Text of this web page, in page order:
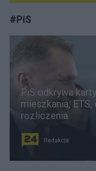
#PiS
PiS odkrywa
mieszkania,
rozliczenia
Redakcja